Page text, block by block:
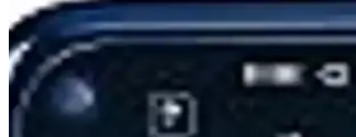
Nokia 6310 2021 modeli, dayanıklı yapısı, uzun
Nokia 5130 C ve Nokia 3310
Nokia 5130 C ve Nokia 3310 modellerinin ekran,